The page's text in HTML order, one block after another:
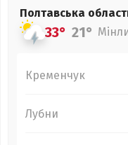
Полтавська
33° 21°
Кременчук
Лубни